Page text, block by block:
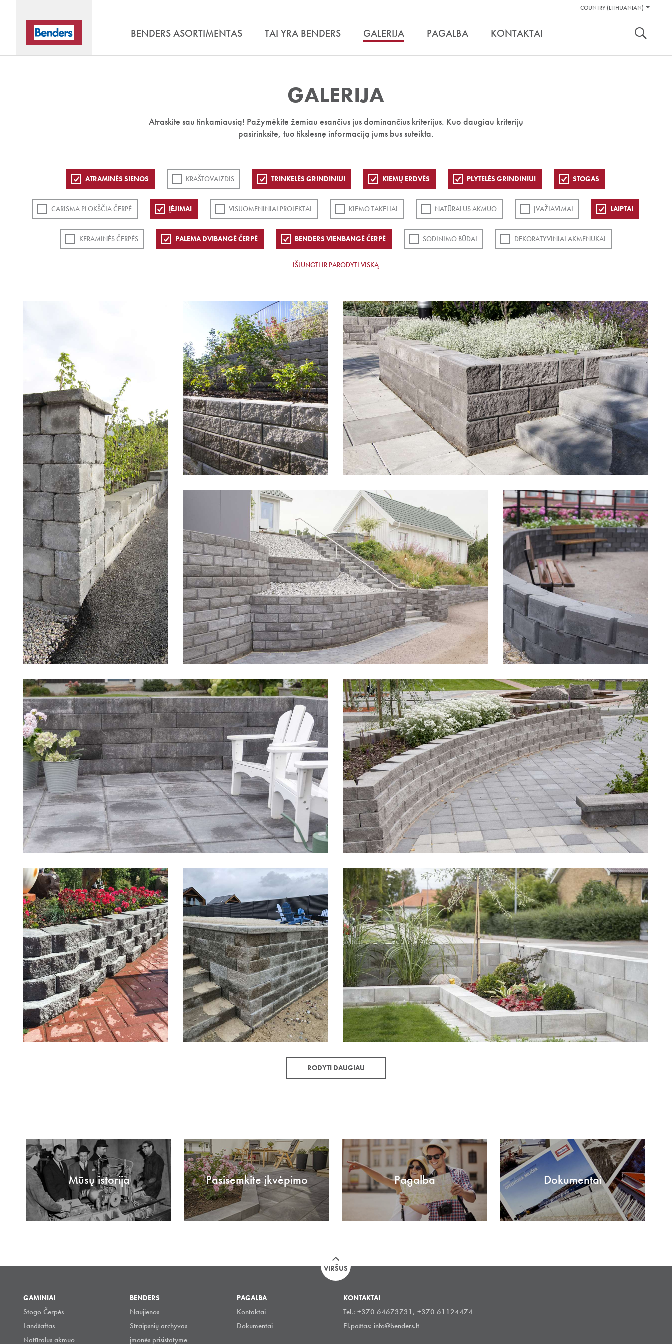
Pagalbos
COUNTRY (LITHUANIAN)
BENDERS ASORTIMENTAS TAI YRA BENDERS GALERIJA PAGALBA KONTAKTAI
GALERIJA
Atraskite sau tinkamiausią! Pažymėkite žemiau esančius jus dominančius kriterijus. Kuo daugiau kriterijų
pasirinksite, tuo tikslesnę informaciją jums bus suteikta.
ATRAMINĖS SIENOS KRAŠTOVAIZDIS TRINKELĖS GRINDINIUI KIEMŲ ERDVĖS PLYTELĖS GRINDINIUI STOGAS
CARISMA PLOKŠČIA ČERPĖ ĮĖJIMAI VISUOMENINIAI PROJEKTAI KIEMO TAKELIAI NATŪRALUS AKMUO ĮVAŽIAVIMAI LAIPTAI
KERAMINĖS ČERPĖS PALEMA DVIBANGĖ ČERPĖ BENDERS VIENBANGĖ ČERPĖ SODINIMO BŪDAI DEKORATYVINIAI AKMENUKAI
IŠJUNGTI IR PARODYTI VISKĄ
RODYTI DAUGIAU
Mūsų istorija Pasisemkite įkvėpimo Pagalba Dokumentai
VIRŠUS
GAMINIAI
Stogo Čerpės
Landšaftas
Natūralus akmuo
BENDERS
Naujienos
Straipsnių archyvas
įmonės prisistatyme
PAGALBA
Kontaktai
Dokumentai
KONTAKTAI
Tel.: +370 64673731, +370 61124474
El.paštas: info@benders.lt